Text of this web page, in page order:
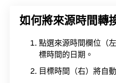
如何將來源時間轉
點選來源時間欄位（
標時間的日期。
目標時間（右）將自